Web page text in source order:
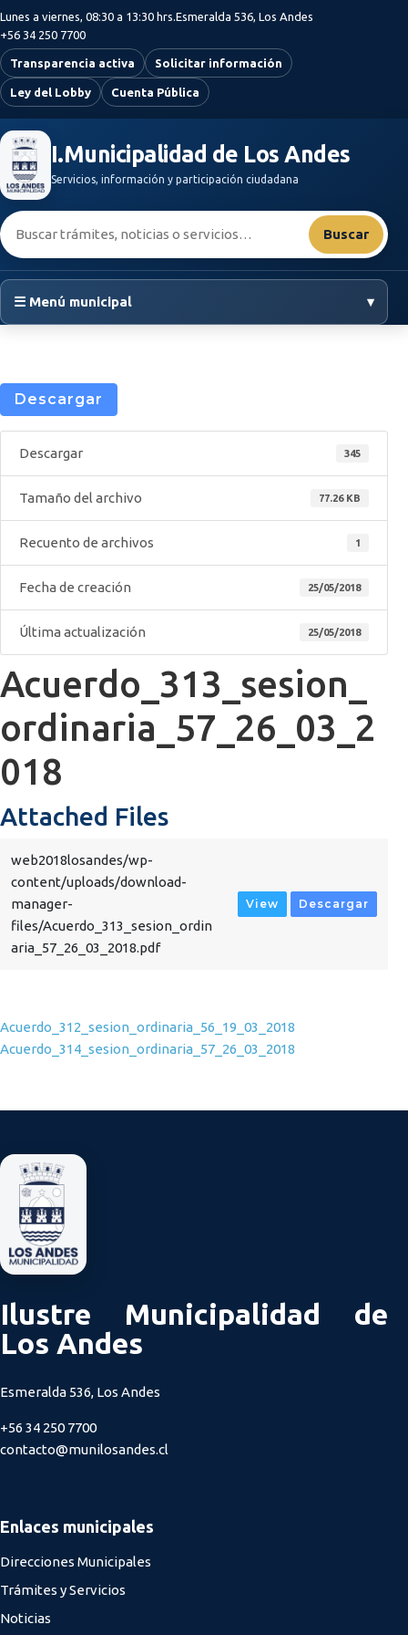
Saltar al contenido principal
Lunes a viernes, 08:30 a 13:30 hrs.Esmeralda 536, Los Andes
+56 34 250 7700
Transparencia activa Solicitar información
Ley del Lobby Cuenta Pública
I.Municipalidad de Los Andes
Servicios, información y participación ciudadana
Buscar:
Buscar
☰ Menú municipal ▾
Descargar
Descargar 345
Tamaño del archivo 77.26 KB
Recuento de archivos 1
Fecha de creación 25/05/2018
Última actualización 25/05/2018
Acuerdo_313_sesion_
ordinaria_57_26_03_2
018
Attached Files
web2018losandes/wp-
content/uploads/download-
manager-
files/Acuerdo_313_sesion_ordin
aria_57_26_03_2018.pdf
View Descargar
Navegación de entradas
Acuerdo_312_sesion_ordinaria_56_19_03_2018
Acuerdo_314_sesion_ordinaria_57_26_03_2018
Ilustre Municipalidad de
Los Andes
Esmeralda 536, Los Andes
+56 34 250 7700
contacto@munilosandes.cl
Enlaces municipales
Direcciones Municipales
Trámites y Servicios
Noticias